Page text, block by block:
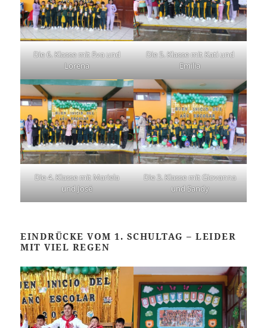
Die 6. Klasse mit Eva und
Lorena
Die 5. Klasse mit Kati und
Emilia
Die 4. Klasse mit Mariela
und José
Die 3. Klasse mit Giovanna
und Sandy
EINDRÜCKE VOM 1. SCHULTAG – LEIDER
MIT VIEL REGEN